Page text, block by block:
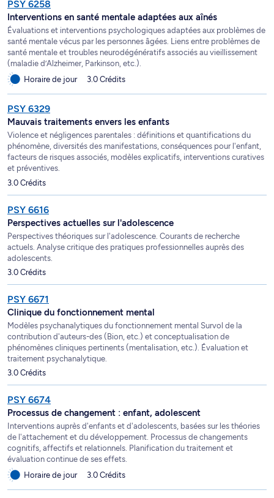
PSY 6258
Interventions en santé mentale adaptées aux aînés
Évaluations et interventions psychologiques adaptées aux problèmes de
santé mentale vécus par les personnes âgées. Liens entre problèmes de
santé mentale et troubles neurodégénératifs associés au vieillissement
(maladie d’Alzheimer, Parkinson, etc.).
Horaire de jour
3.0 Crédits
PSY 6329
Mauvais traitements envers les enfants
Violence et négligences parentales : définitions et quantifications du
phénomène, diversités des manifestations, conséquences pour l'enfant,
facteurs de risques associés, modèles explicatifs, interventions curatives
et préventives.
3.0 Crédits
PSY 6616
Perspectives actuelles sur l'adolescence
Perspectives théoriques sur l'adolescence. Courants de recherche
actuels. Analyse critique des pratiques professionnelles auprès des
adolescents.
3.0 Crédits
PSY 6671
Clinique du fonctionnement mental
Modèles psychanalytiques du fonctionnement mental Survol de la
contribution d'auteurs-des (Bion, etc.) et conceptualisation de
phénomènes cliniques pertinents (mentalisation, etc.). Évaluation et
traitement psychanalytique.
3.0 Crédits
PSY 6674
Processus de changement : enfant, adolescent
Interventions auprès d'enfants et d'adolescents, basées sur les théories
de l'attachement et du développement. Processus de changements
cognitifs, affectifs et relationnels. Planification du traitement et
évaluation continue de ses effets.
Horaire de jour
3.0 Crédits